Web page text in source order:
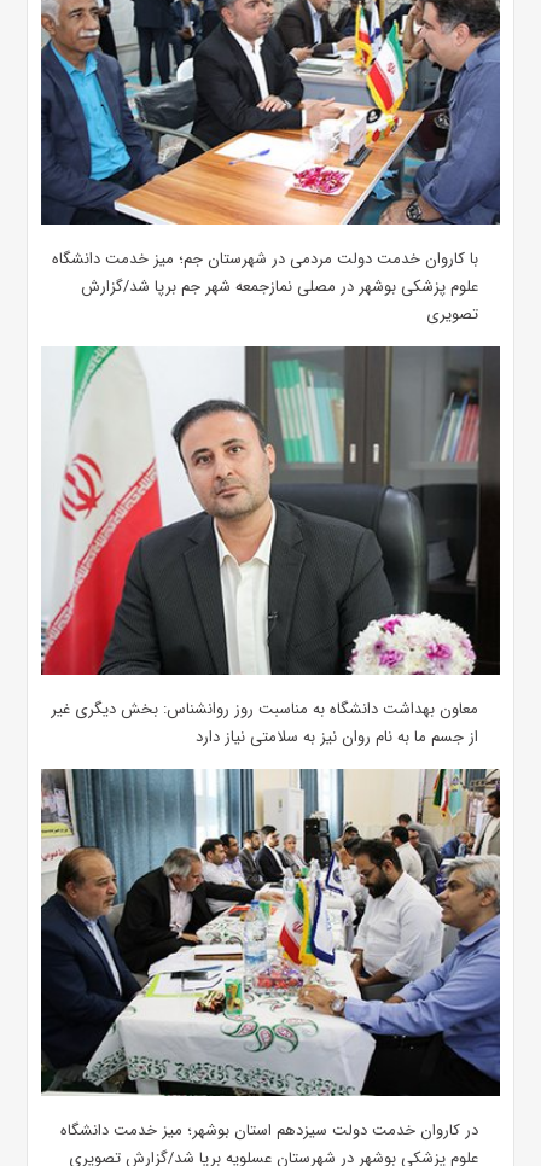
با کاروان خدمت دولت مردمی در شهرستان جم؛ میز خدمت دانشگاه
علوم پزشکی بوشهر در مصلی نمازجمعه شهر جم برپا شد/گزارش
تصویری
معاون بهداشت دانشگاه به مناسبت روز روانشناس: بخش دیگری غیر
از جسم ما به نام روان نیز به سلامتی نیاز دارد
در کاروان خدمت دولت سیزدهم استان بوشهر؛ میز خدمت دانشگاه
علوم پزشکی بوشهر در شهرستان عسلویه برپا شد/گزارش تصویری